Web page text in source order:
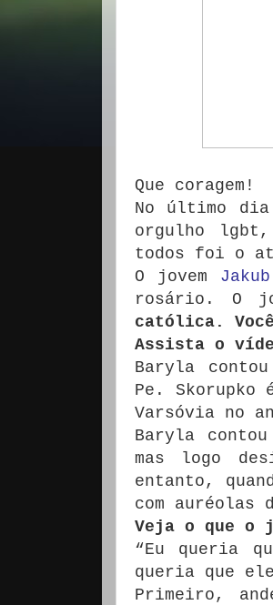
Que coragem!
No último dia
orgulho lgbt,
todos foi o
O jovem
rosário. O
católica.
Assista o
Baryla
Pe. Skorupko
Varsóvia no
Baryla
mas logo
entanto,
com
Veja o que o
“Eu queria
queria que
Primeiro,